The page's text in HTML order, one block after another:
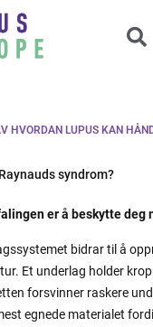
HVORDAN LUPUS KAN
syndrom?
er å beskytte deg
bidrar til å
Et underlag holder
forsvinner raskere
egnede materialet